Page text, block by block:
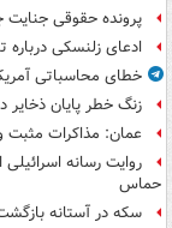
پرونده حقوقی جنایت
ادعای زلنسکی
خطای محاسباتی
زنگ خطر پایان
عمان: مذاکرات مثبت و
روایت رسانه
حماس
سکه در آستانه بازگشت به کانال